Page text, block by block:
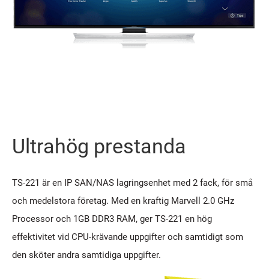
Ultrahög prestanda
TS-221 är en IP SAN/NAS lagringsenhet med 2 fack, för små
och medelstora företag. Med en kraftig Marvell 2.0 GHz
Processor och 1GB DDR3 RAM, ger TS-221 en hög
effektivitet vid CPU-krävande uppgifter och samtidigt som
den sköter andra samtidiga uppgifter.